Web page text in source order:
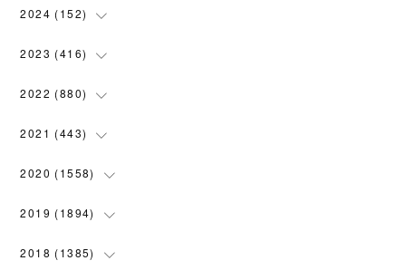
(102
( 110
( 119
(90)
( 100
(74)
( 4 )
2024 (152)
(5 )
(5)
( 7 )
( 6 )
2023 (416)
(28)
( 58)
( 45)
( 69 )
2022 (880)
(31)
(64)
(76 )
( 71 )
2021 (443)
(54)
(91)
(63)
2020 (1558)
(107)
(132)
2019 (1894)
(113)
2018 (1385)